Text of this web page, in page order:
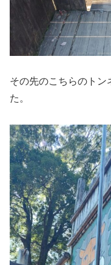
その先のこちらのトン
た。